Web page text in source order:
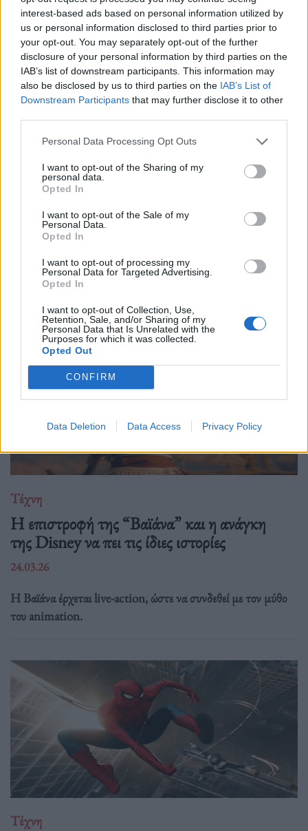
interest-based ads based on personal information utilized by
us or personal information disclosed to third parties prior to
your opt-out. You may separately opt-out of the further
disclosure of your personal information by third parties on the
IAB’s list of downstream participants. This information may
also be disclosed by us to third parties on the IAB’s List of
Downstream Participants that may further disclose it to other
Personal Data Processing Opt Outs
I want to opt-out of the Sharing of my
personal data.
Opted In
I want to opt-out of the Sale of my
Personal Data.
Opted In
I want to opt-out of processing my
Personal Data for Targeted Advertising.
Opted In
I want to opt-out of Collection, Use,
Retention, Sale, and/or Sharing of my
Personal Data that Is Unrelated with the
Purposes for which it was collected.
Opted Out
CONFIRM
Data Deletion Data Access Privacy Policy
Τέχνη
Philip Glass: Παγκόσμια γιορτή για τα 90ά
γενέθλιά του με πρεμιέρα της “Συμφωνίας
Νο. 15: Lincoln”
29.05.26
Ο Philip Glass θα γιορτάσει τα 90ά του γενέθλια στις 31
Ιανουαρίου 2027 με μια πολυετή, διεθνή σειρά εκδηλώσεων
που κορυφώνεται με την παγκόσμια πρεμιέρα της "Συμφωνίας
Νο. 15: Lincoln" και επετειακά
Τέχνη
Η επιστροφή της “Βαϊάνα” και η ανάγκη
της Disney να πει τις ίδιες ιστορίες
24.03.26
Η Βαϊάνα έρχεται live-action, ώστε να συνδεθεί με τον μύθο
του animation.
Τέχνη